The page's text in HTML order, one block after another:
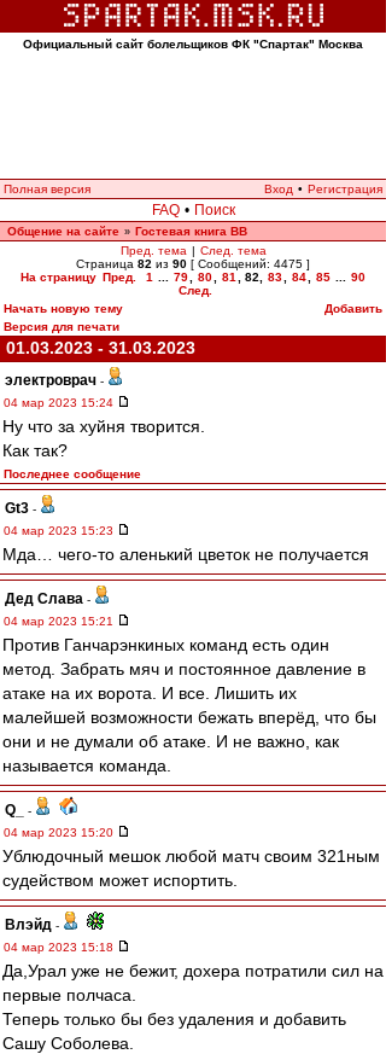
Официальный сайт болельщиков ФК "Спартак" Москва
Полная версия Вход • Регистрация
FAQ • Поиск
Общение на сайте » Гостевая книга ВВ
Пред. тема | След. тема
Страница 82 из 90 [ Сообщений: 4475 ]
На страницу Пред. 1 79 80 81 82 83 84 85
90
След.
Начать новую тему
Добавить
Версия для печати
01.03.2023 - 31.03.2023
электроврач -
04 мар 2023 15:24
Ну что за хуйня творится.
Как так?
Последнее сообщение
Gt3 -
04 мар 2023 15:23
Мда… чего-то аленький цветок не получается
Дед Слава -
04 мар 2023 15:21
Против Ганчарэнкиных команд есть один
метод. Забрать мяч и постоянное давление в
атаке на их ворота. И все. Лишить их
малейшей возможности бежать вперёд, что бы
они и не думали об атаке. И не важно, как
называется команда.
Q_
-
04 мар 2023 15:20
Ублюдочный мешок любой матч своим 321ным
судейством может испортить.
Влэйд -
04 мар 2023 15:18
Да,Урал уже не бежит, дохера потратили сил на
первые полчаса.
Теперь только бы без удаления и добавить
Сашу Соболева.